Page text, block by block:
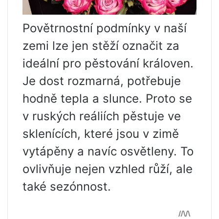
Povětrnostní podmínky v naší
zemi lze jen stěží označit za
ideální pro pěstování královen.
Je dost rozmarná, potřebuje
hodně tepla a slunce. Proto se
v ruských reáliích pěstuje ve
sklenících, které jsou v zimě
vytápěny a navíc osvětleny. To
ovlivňuje nejen vzhled růží, ale
také sezónnost.